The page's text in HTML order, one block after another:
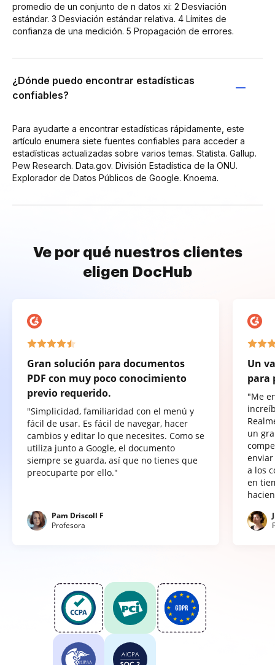
promedio de un conjunto de n datos xi: 2 Desviación
estándar. 3 Desviación estándar relativa. 4 Límites de
confianza de una medición. 5 Propagación de errores.
¿Dónde puedo encontrar estadísticas
confiables?
Para ayudarte a encontrar estadísticas rápidamente, este
artículo enumera siete fuentes confiables para acceder a
estadísticas actualizadas sobre varios temas. Statista. Gallup.
Pew Research. Data.gov. División Estadística de la ONU.
Explorador de Datos Públicos de Google. Knoema.
Ve por qué nuestros clientes
eligen DocHub
Gran solución para documentos
PDF con muy poco conocimiento
previo requerido.
"Simplicidad, familiaridad con el menú y
fácil de usar. Es fácil de navegar, hacer
cambios y editar lo que necesites. Como se
utiliza junto a Google, el documento
siempre se guarda, así que no tienes que
preocuparte por ello."
Pam Driscoll F
Profesora
Un
para
"Me
un
a los
en